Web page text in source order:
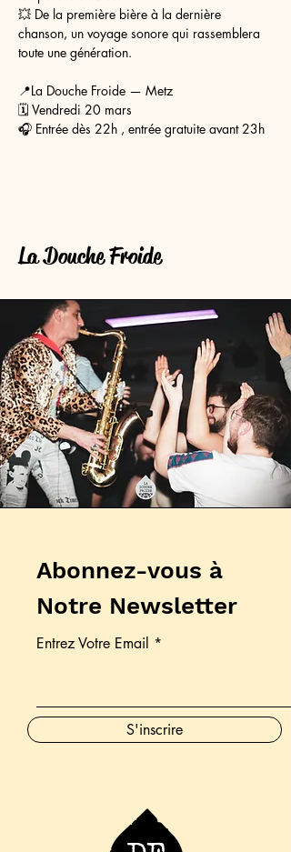
💥 De la première bière à la dernière
chanson, un voyage sonore qui rassemblera
toute une génération.
📍La Douche Froide — Metz
🗓️ Vendredi 20 mars
🎧 Entrée dès 22h , entrée gratuite avant 23h
La Douche Froide
Abonnez-vous à
Notre Newsletter
Entrez Votre Email
S'inscrire